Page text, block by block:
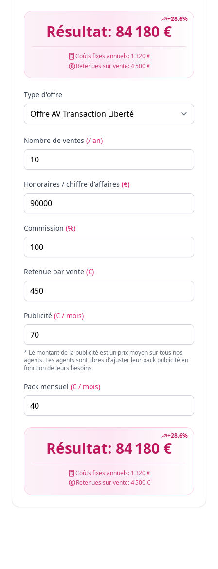
+28.6%
Résultat: 84 180 €
Coûts fixes annuels: 1 320 €
Retenues sur vente:4 500 €
Type d'offre
Nombre de ventes (/ an)
Honoraires / chiffre d'affaires (€)
Commission (%)
Retenue par vente (€)
Publicité (€ / mois)
* Le montant de la publicité est un prix moyen sur tous nos
agents. Les agents sont libres d'ajuster leur pack publicité en
fonction de leurs besoins.
Pack mensuel (€ / mois)
+28.6%
Résultat: 84 180 €
Coûts fixes annuels: 1 320 €
Retenues sur vente:4 500 €